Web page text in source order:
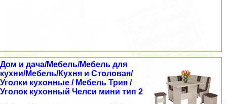
Дом и дача/Мебель/Мебель для
кухни/Мебель/Кухня и Столовая/
Уголки кухонные / Мебель Трия /
Уголок кухонный Челси мини тип 2